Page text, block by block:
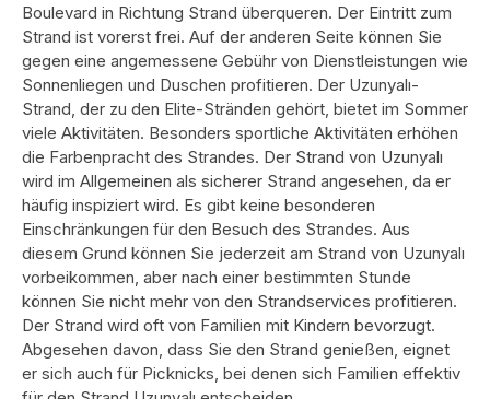
Boulevard in Richtung Strand überqueren. Der Eintritt zum
Strand ist vorerst frei. Auf der anderen Seite können Sie
gegen eine angemessene Gebühr von Dienstleistungen wie
Sonnenliegen und Duschen profitieren. Der Uzunyalı-
Strand, der zu den Elite-Stränden gehört, bietet im Sommer
viele Aktivitäten. Besonders sportliche Aktivitäten erhöhen
die Farbenpracht des Strandes. Der Strand von Uzunyalı
wird im Allgemeinen als sicherer Strand angesehen, da er
häufig inspiziert wird. Es gibt keine besonderen
Einschränkungen für den Besuch des Strandes. Aus
diesem Grund können Sie jederzeit am Strand von Uzunyalı
vorbeikommen, aber nach einer bestimmten Stunde
können Sie nicht mehr von den Strandservices profitieren.
Der Strand wird oft von Familien mit Kindern bevorzugt.
Abgesehen davon, dass Sie den Strand genießen, eignet
er sich auch für Picknicks, bei denen sich Familien effektiv